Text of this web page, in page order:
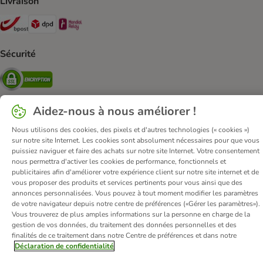
Bpost Shipping Method
DPD Shipping Method
Sécurité
Security
Qui sommes-nous ? Emplois
Corporate website
Mentions légales
Conditions Générales de Vente
DSA
Renoncer au contrat ici
Élimination des déchets
Contact
Frais et délai de livraison
Confidentialité
Moyens de paiement
Virement bancaire
Déclaration d'accessibilité
© zooplus SE2026
Aidez-nous à nous améliorer !
Nous utilisons des cookies, des pixels et d'autres technologies (« cookies »)
sur notre site Internet. Les cookies sont absolument nécessaires pour que vous
puissiez naviguer et faire des achats sur notre site Internet. Votre consentement
nous permettra d'activer les cookies de performance, fonctionnels et
publicitaires afin d'améliorer votre expérience client sur notre site internet et de
vous proposer des produits et services pertinents pour vous ainsi que des
annonces personnalisées. Vous pouvez à tout moment modifier les paramètres
de votre navigateur depuis notre centre de préférences («Gérer les paramètres»).
Vous trouverez de plus amples informations sur la personne en charge de la
gestion de vos données, du traitement des données personnelles et des
finalités de ce traitement dans notre Centre de préférences et dans notre
Déclaration de confidentialité